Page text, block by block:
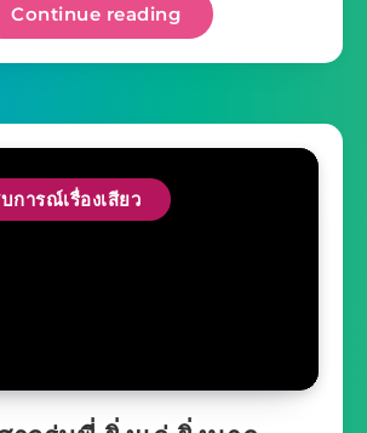
Continue reading
การณ์เรื่องเสียว